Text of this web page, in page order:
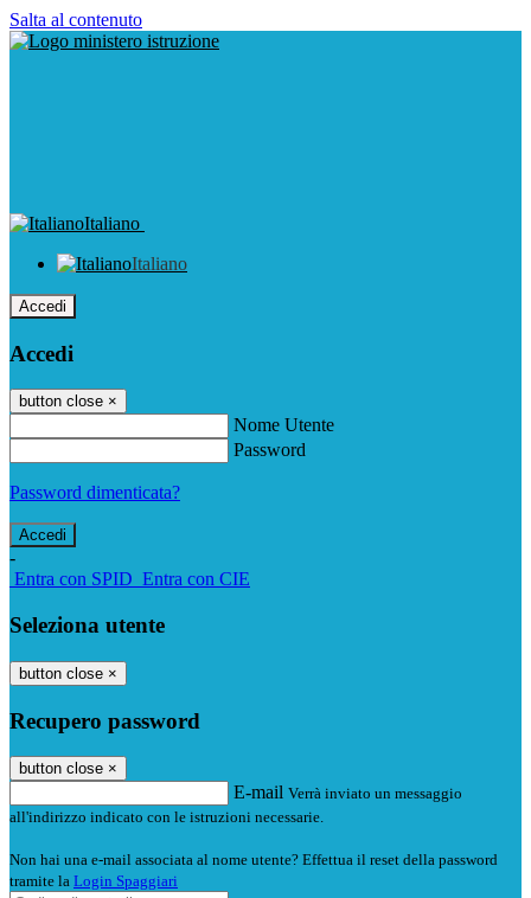
Salta al contenuto
Italiano
Italiano
Accedi
Accedi
button close ×
Nome Utente
Password
Password dimenticata?
-
Entra con SPID Entra con CIE
Seleziona utente
button close ×
Recupero password
button close ×
E-mail Verrà inviato un messaggio
all'indirizzo indicato con le istruzioni necessarie.
Non hai una e-mail associata al nome utente? Effettua il reset della password
tramite la Login Spaggiari